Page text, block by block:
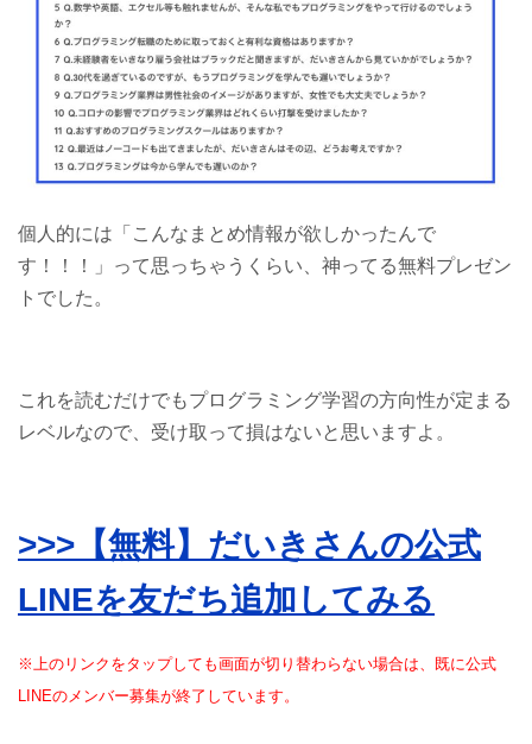
個人的には「こんなまとめ情報が欲しかったんで
す！！！」って思っちゃうくらい、神ってる無料プレゼン
トでした。
これを読むだけでもプログラミング学習の方向性が定まる
レベルなので、受け取って損はないと思いますよ。
>>>【無料】だいきさんの公式
LINEを友だち追加してみる
※上のリンクをタップしても画面が切り替わらない場合は、既に公式
LINEのメンバー募集が終了しています。